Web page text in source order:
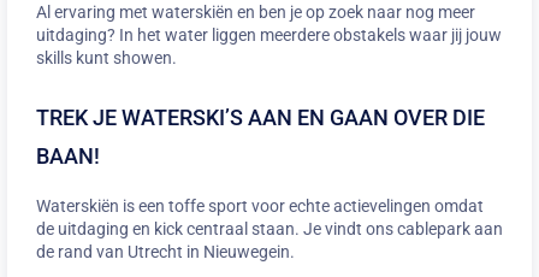
Al ervaring met waterskiën en ben je op zoek naar nog meer
uitdaging? In het water liggen meerdere obstakels waar jij jouw
skills kunt showen.
TREK JE WATERSKI’S AAN EN GAAN OVER DIE
BAAN!
Waterskiën is een toffe sport voor echte actievelingen omdat
de uitdaging en kick centraal staan. Je vindt ons cablepark aan
de rand van Utrecht in Nieuwegein.